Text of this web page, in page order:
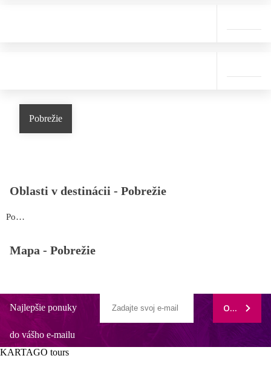
Pobrežie
Oblasti v destinácii - Pobrežie
Pobrežie
Mapa - Pobrežie
Najlepšie ponuky
do vášho e-mailu
ODOBERAŤ
KARTAGO tours